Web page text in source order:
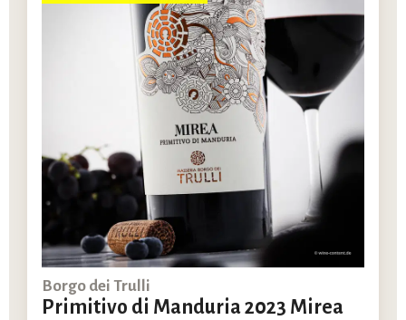
Borgo dei Trulli
Primitivo di Manduria 2023 Mirea